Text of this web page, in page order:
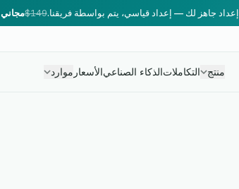
إعداد جاهز لك — إعداد قياسي، يتم بواسطة فريقنا.$149مجاني
منتج التكاملاتالذكاء الصناعيالأسعار موارد